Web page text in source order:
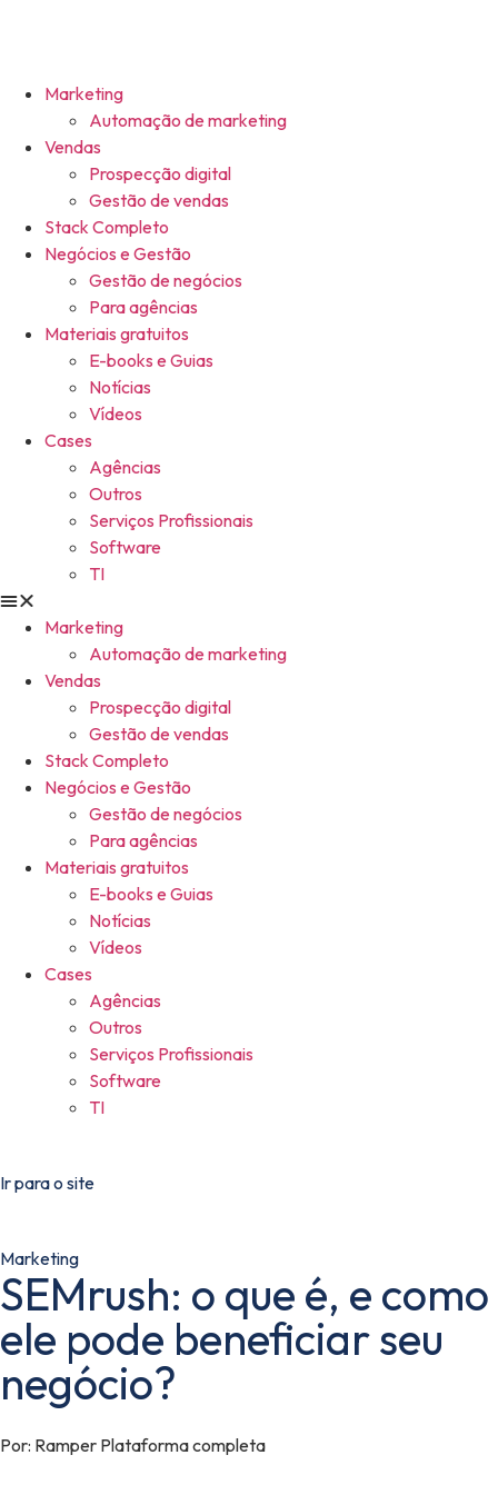
Marketing
Automação de marketing
Vendas
Prospecção digital
Gestão de vendas
Stack Completo
Negócios e Gestão
Gestão de negócios
Para agências
Materiais gratuitos
E-books e Guias
Notícias
Vídeos
Cases
Agências
Outros
Serviços Profissionais
Software
TI
Marketing
Automação de marketing
Vendas
Prospecção digital
Gestão de vendas
Stack Completo
Negócios e Gestão
Gestão de negócios
Para agências
Materiais gratuitos
E-books e Guias
Notícias
Vídeos
Cases
Agências
Outros
Serviços Profissionais
Software
TI
Ir para o site
Marketing
SEMrush: o que é, e como
ele pode beneficiar seu
negócio?
Por: Ramper Plataforma completa